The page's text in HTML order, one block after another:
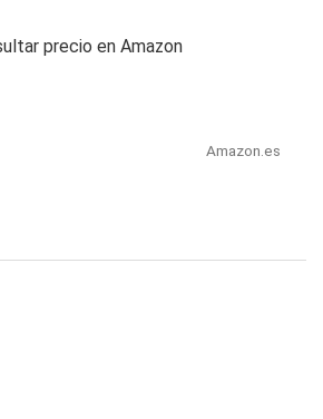
precio en Amazon
Amazon.es